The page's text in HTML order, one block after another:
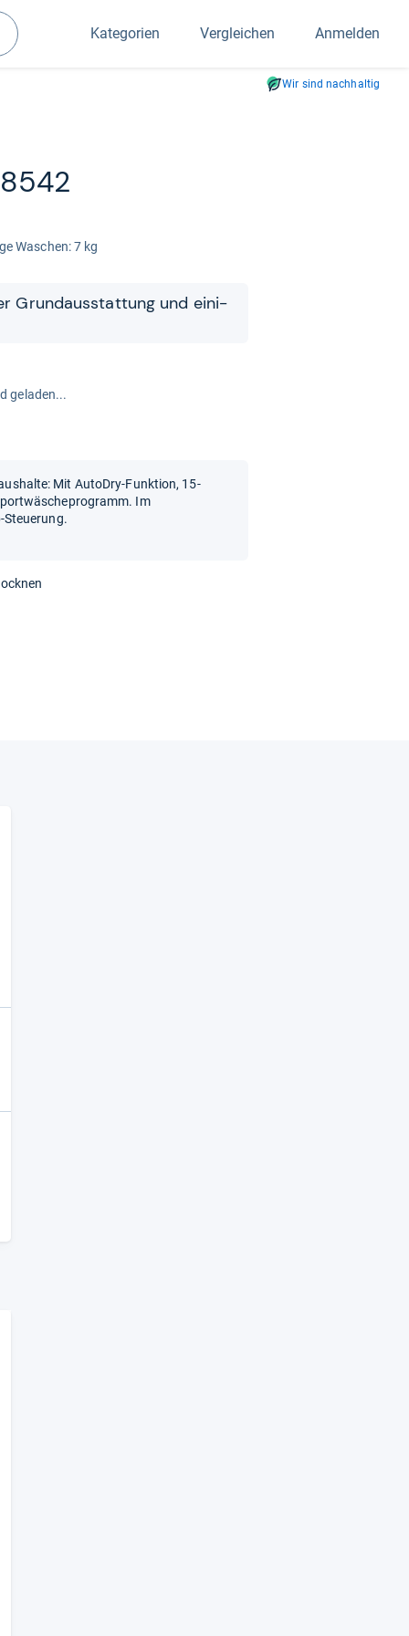
Suchen
Kategorien Vergleichen Anmelden
Wir sind nachhaltig
Waschen: 7 kg
Grund­aus­stat­tung und eini­
geladen...
Mit AutoDry-Funktion, 15-
Im
Steuerung.